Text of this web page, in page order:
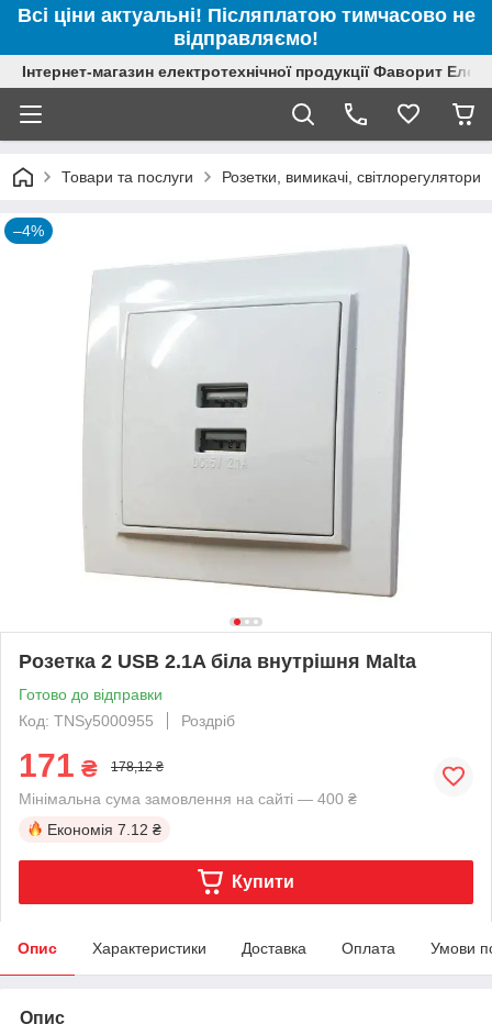
Всі ціни актуальні! Післяплатою тимчасово не
відправляємо!
Інтернет-магазин електротехнічної продукції Фаворит
Товари та послуги Розетки, вимикачі, світлорегулятори
–4%
Розетка 2 USB 2.1A біла внутрішня Malta
Готово до відправки
Код: TNSy5000955
Роздріб
171 ₴ 178,12 ₴
Мінімальна сума замовлення на сайті — 400 ₴
Економія 7.12 ₴
Купити
Опис Характеристики Доставка Оплата Умови
Опис